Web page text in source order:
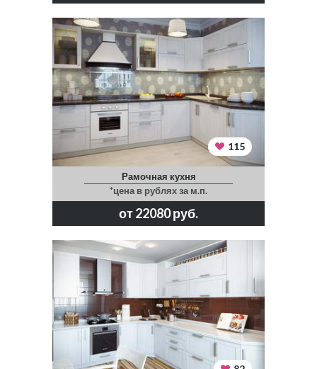
115
Рамочная кухня
*цена в рублях за м.п.
от 22080 руб.